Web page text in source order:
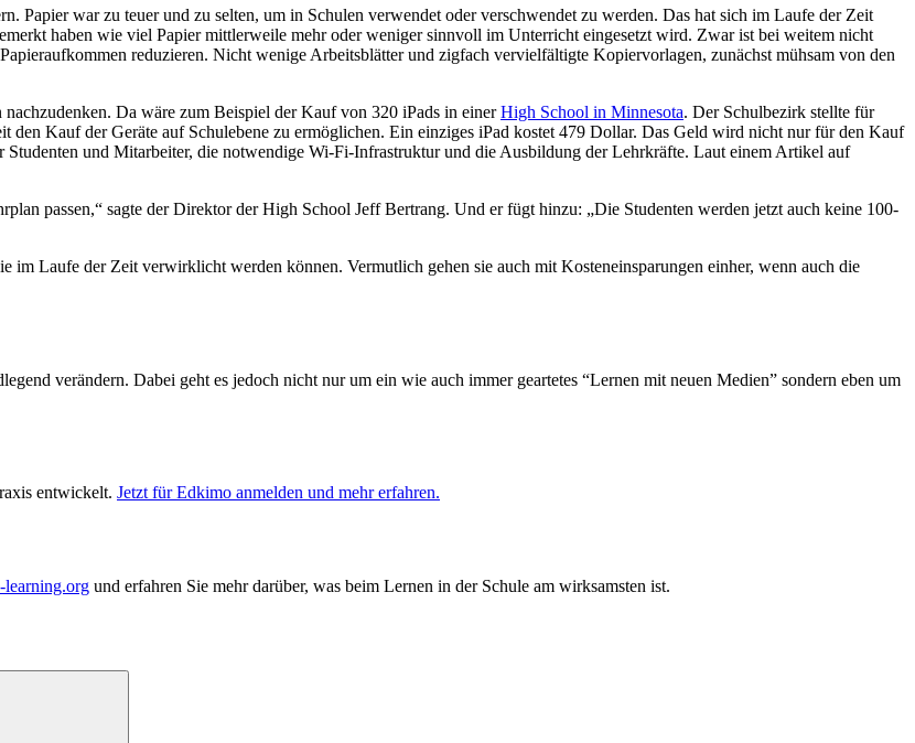
Papier war zu teuer und zu selten, um in Schulen verwendet oder verschwendet zu werden. Das hat sich im Laufe der Zeit
haben wie viel Papier mittlerweile mehr oder weniger sinnvoll im Unterricht eingesetzt wird. Zwar ist bei weitem nicht
reduzieren. Nicht wenige Arbeitsblätter und zigfach vervielfältigte Kopiervorlagen, zunächst mühsam von den
Da wäre zum Beispiel der Kauf von 320 iPads in einerHigh School in Minnesota. Der Schulbezirk stellte für
den Kauf der Geräte auf Schulebene zu ermöglichen. Ein einziges iPad kostet 479 Dollar. Das Geld wird nicht nur für den Kauf
und Mitarbeiter, die notwendige Wi-Fi-Infrastruktur und die Ausbildung der Lehrkräfte. Laut einem Artikel auf
passen,“ sagte der Direktor der High School Jeff Bertrang. Und er fügt hinzu: „Die Studenten werden jetzt auch keine 100-
im Laufe der Zeit verwirklicht werden können. Vermutlich gehen sie auch mit Kosteneinsparungen einher, wenn auch die
verändern. Dabei geht es jedoch nicht nur um ein wie auch immer geartetes “Lernen mit neuen Medien” sondern eben um
entwickelt. Jetzt für Edkimo anmelden und mehr erfahren.
und erfahren Sie mehr darüber, was beim Lernen in der Schule am wirksamsten ist.